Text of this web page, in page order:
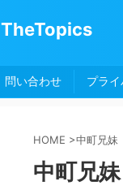
TheTopics
問い合わせ プラ
HOME >中町兄妹
中町兄妹